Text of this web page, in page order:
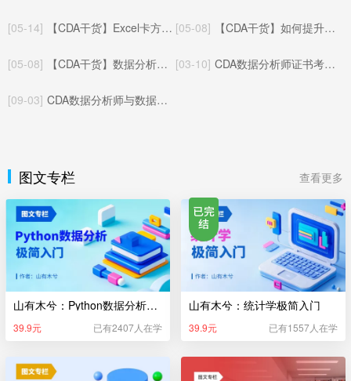
[05-14] 【CDA干货】Excel卡方检验完整教程：从零上手，轻松搞定统计显著性检验 [05-08] 【CDA干货】如何提升数据分析能力：从入门到精通的系统化成长路径
[05-08] 【CDA干货】数据分析与A/B测试：相辅相成的数据决策闭环 [03-10] CDA数据分析师证书考试体系（更新于2025年05月22日）
[09-03] CDA数据分析师与数据指标：基础概念与协同逻辑
图文专栏 查看更多
山有木兮：Python数据分析极简入门
39.9元 已有2407人在学
山有木兮：统计学极简入门
39.9元 已有1557人在学